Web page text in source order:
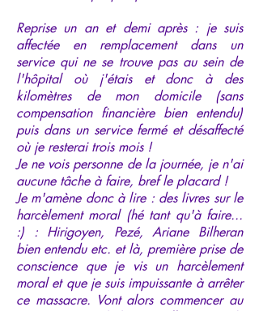
Reprise un an et demi après : je suis
affectée en remplacement dans un
service qui ne se trouve pas au sein de
l'hôpital où j'étais et donc à des
kilomètres de mon domicile (sans
compensation financière bien entendu)
puis dans un service fermé et désaffecté
où je resterai trois mois !
Je ne vois personne de la journée, je n'ai
aucune tâche à faire, bref le placard !
Je m'amène donc à lire : des livres sur le
harcèlement moral (hé tant qu'à faire...
:) : Hirigoyen, Pezé, Ariane Bilheran
bien entendu etc. et là, première prise de
conscience que je vis un harcèlement
moral et que je suis impuissante à arrêter
ce massacre. Vont alors commencer au